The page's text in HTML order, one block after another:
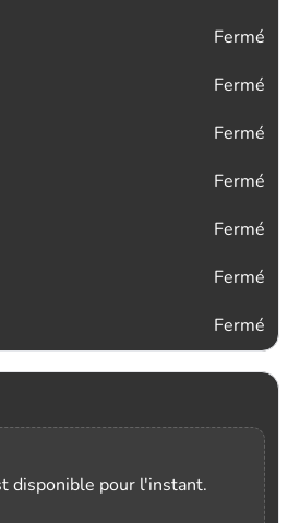
Fermé
Fermé
Fermé
Fermé
Fermé
Fermé
Fermé
disponible pour l'instant.